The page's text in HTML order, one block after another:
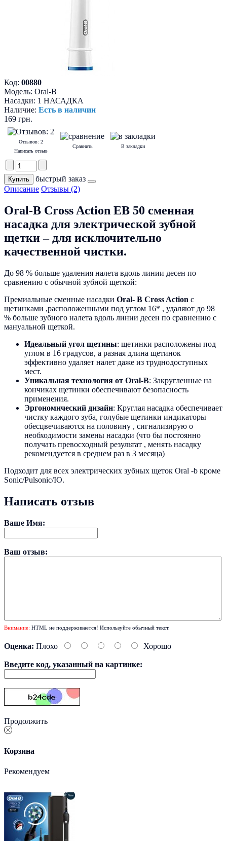
Код: 00880
Модель: Oral-B
Насадки: 1 НАСАДКА
Наличие: Есть в наличии
169 грн.
Отзывов: 2
Написать отзыв
Сравнить В закладки
быстрый заказ
Описание Отзывы (2)
Oral-B Cross Action EB 50 сменная
насадка для электрической зубной
щетки – для исключительно
качественной чистки.
До 98 % больше удаления налета вдоль линии десен по
сравнению с обычной зубной щеткой:
Премиальные сменные насадки Oral- B Cross Action с
щетинками ,расположенными под углом 16* , удаляют до 98
% больше зубного налета вдоль линии десен по сравнению с
мануальной щеткой.
Идеальный угол щетины: щетинки расположены под
углом в 16 градусов, а разная длина щетинок
эффективно удаляет налет даже из труднодоступных
мест.
Уникальная технология от Oral-B: Закругленные на
кончиках щетинки обеспечивают безопасность
применения.
Эргономический дизайн: Круглая насадка обеспечивает
чистку каждого зуба, голубые щетинки индикаторы
обесцвечиваются на половину , сигнализирую о
необходимости замены насадки (что бы постоянно
получать превосходный результат , менять насадку
рекомендуется в среднем раз в 3 месяца)
Подходит для всех электрических зубных щеток Oral -b кроме
Sonic/Pulsonic/IO.
Написать отзыв
Ваше Имя:
Ваш отзыв:
Внимание: HTML не поддерживается! Используйте обычный текст.
Оценка: Плохо Хорошо
Введите код, указанный на картинке:
Продолжить
Корзина
Рекомендуем